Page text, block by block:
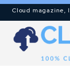
Cloud magazine,